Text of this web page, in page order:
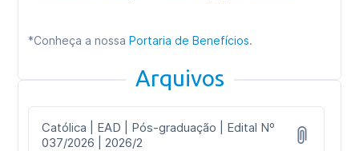
*Conheça a nossaPortaria de Benefícios.
Arquivos
Católica | EAD | Pós-graduação | Edital Nº
037/2026 | 2026/2